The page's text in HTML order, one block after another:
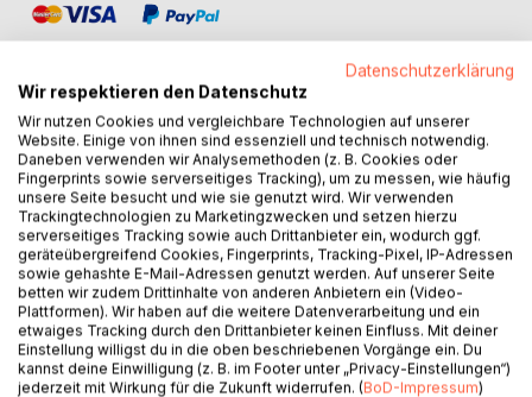
BESCHREIBUNG
Zum Unterschied von den anderen Ostblockstaaten
genossen die nationalen Minderheiten in Rumänien
beachtliche Rechte: Unterricht in der Muttersprache,
Zeitungen, Bücher, Theater in der Muttersprache. Das gilt
auch für die deutsche Minderheit. Im Dezember 1989, als
das kommunistische Regime gestürzt wurde, lebten in
Rumänien noch 200000 Deutsche.
Datenschutzerklärung
Wir respektieren den Datenschutz
Wir nutzen Cookies und vergleichbare Technologien auf unserer
Website. Einige von ihnen sind essenziell und technisch notwendig.
Daneben verwenden wir Analysemethoden (z. B. Cookies oder
Fingerprints sowie serverseitiges Tracking), um zu messen, wie häufig
unsere Seite besucht und wie sie genutzt wird. Wir verwenden
Trackingtechnologien zu Marketingzwecken und setzen hierzu
serverseitiges Tracking sowie auch Drittanbieter ein, wodurch ggf.
geräteübergreifend Cookies, Fingerprints, Tracking-Pixel, IP-Adressen
sowie gehashte E-Mail-Adressen genutzt werden. Auf unserer Seite
betten wir zudem Drittinhalte von anderen Anbietern ein (Video-
Plattformen). Wir haben auf die weitere Datenverarbeitung und ein
etwaiges Tracking durch den Drittanbieter keinen Einfluss. Mit deiner
Einstellung willigst du in die oben beschriebenen Vorgänge ein. Du
kannst deine Einwilligung (z. B. im Footer unter „Privacy-Einstellungen“)
jederzeit mit Wirkung für die Zukunft widerrufen. (BoD-Impressum)